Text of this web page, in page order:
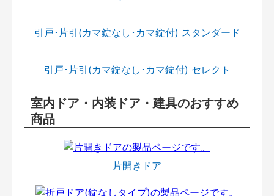
引戸･片引(カマ錠なし･カマ錠付) スタンダード
引戸･片引(カマ錠なし･カマ錠付) セレクト
室内ドア・内装ドア・建具のおすすめ
商品
片開きドア